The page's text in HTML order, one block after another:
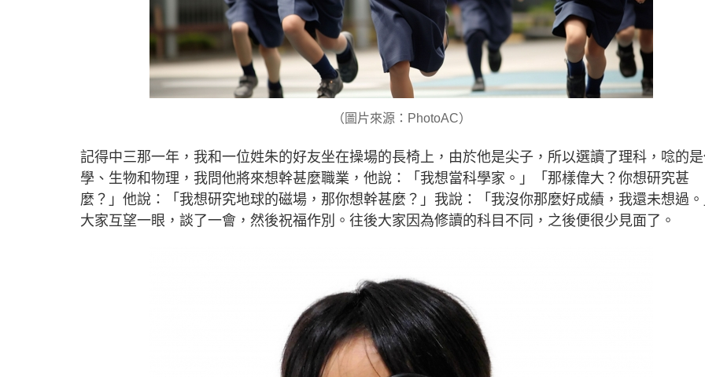
（圖片來源：PhotoAC）
記得中三那一年，我和一位姓朱的好友坐在操場的長椅上，由於他是尖子，所以選讀了理科，唸的
學、生物和物理，我問他將來想幹甚麼職業，他說：「我想當科學家。」「那樣偉大？你想研究甚
麼？」他說：「我想研究地球的磁場，那你想幹甚麼？」我說：「我沒你那麼好成績，我還未想過
大家互望一眼，談了一會，然後祝福作別。往後大家因為修讀的科目不同，之後便很少見面了。